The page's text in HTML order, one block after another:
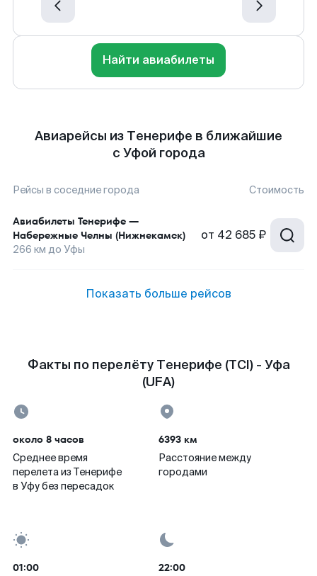
Найти авиабилеты
Авиарейсы из Тенерифе в ближайшие
с Уфой города
Рейсы в соседние города Стоимость
Авиабилеты Тенерифе —
Набережные Челны (Нижнекамск)
266 км до Уфы
от 42 685 ₽
Показать больше рейсов
Факты по перелёту Тенерифе (TCI) - Уфа
(UFA)
около 8 часов
Среднее время
перелета из Тенерифе
в Уфу без пересадок
6393 км
Расстояние между
городами
01:00 22:00